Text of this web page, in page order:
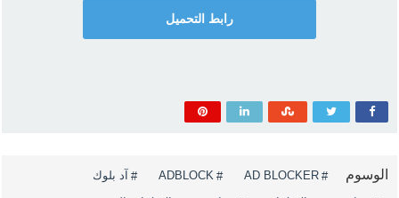
رابط التحميل
الوسوم AD BLOCKER
ADBLOCK
آد بلوك